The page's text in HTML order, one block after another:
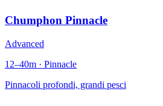
Chumphon Pinnacle
Advanced
12–40m · Pinnacle
Pinnacoli profondi, grandi pesci